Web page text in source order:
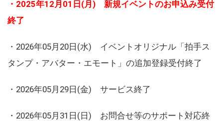
・2025年12月01日(月) 新規イベントのお申込み受付
終了
・2026年05月20日(水) イベントオリジナル「拍手ス
タンプ・アバター・エモート」の追加登録受付終了
・2026年05月29日(金) サービス終了
・2026年05月31日(日) お問合せ等のサポート対応終